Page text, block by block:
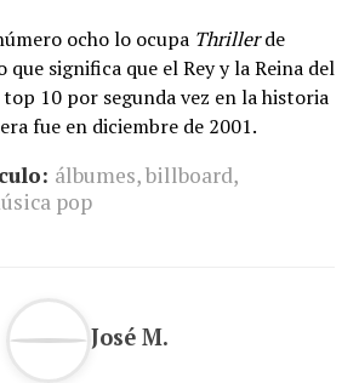
ocho lo ocupa Thrillerde
que significa que el Rey y la Reina del
10 por segunda vez en la historia
fue en diciembre de 2001.
álbumes,billboard,
pop
José M.